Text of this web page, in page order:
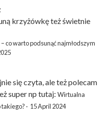
krzyżówkęteż świetnie
co warto podsunąć najmłodszym
się czyta, ale też polecam
super np tutaj: Wirtualna
takiego? · 15 April 2024